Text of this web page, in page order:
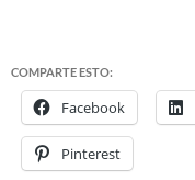
COMPARTE ESTO:
Facebook
Pinterest